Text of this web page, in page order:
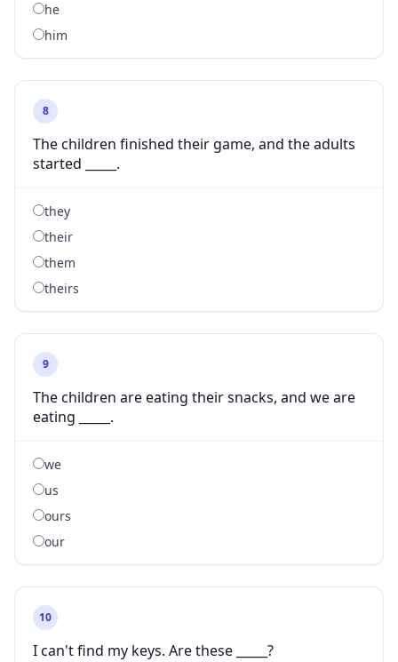
he
him
8
The children finished their game, and the adults
started _____.
they
their
them
theirs
9
The children are eating their snacks, and we are
eating _____.
we
us
ours
our
10
I can't find my keys. Are these _____?